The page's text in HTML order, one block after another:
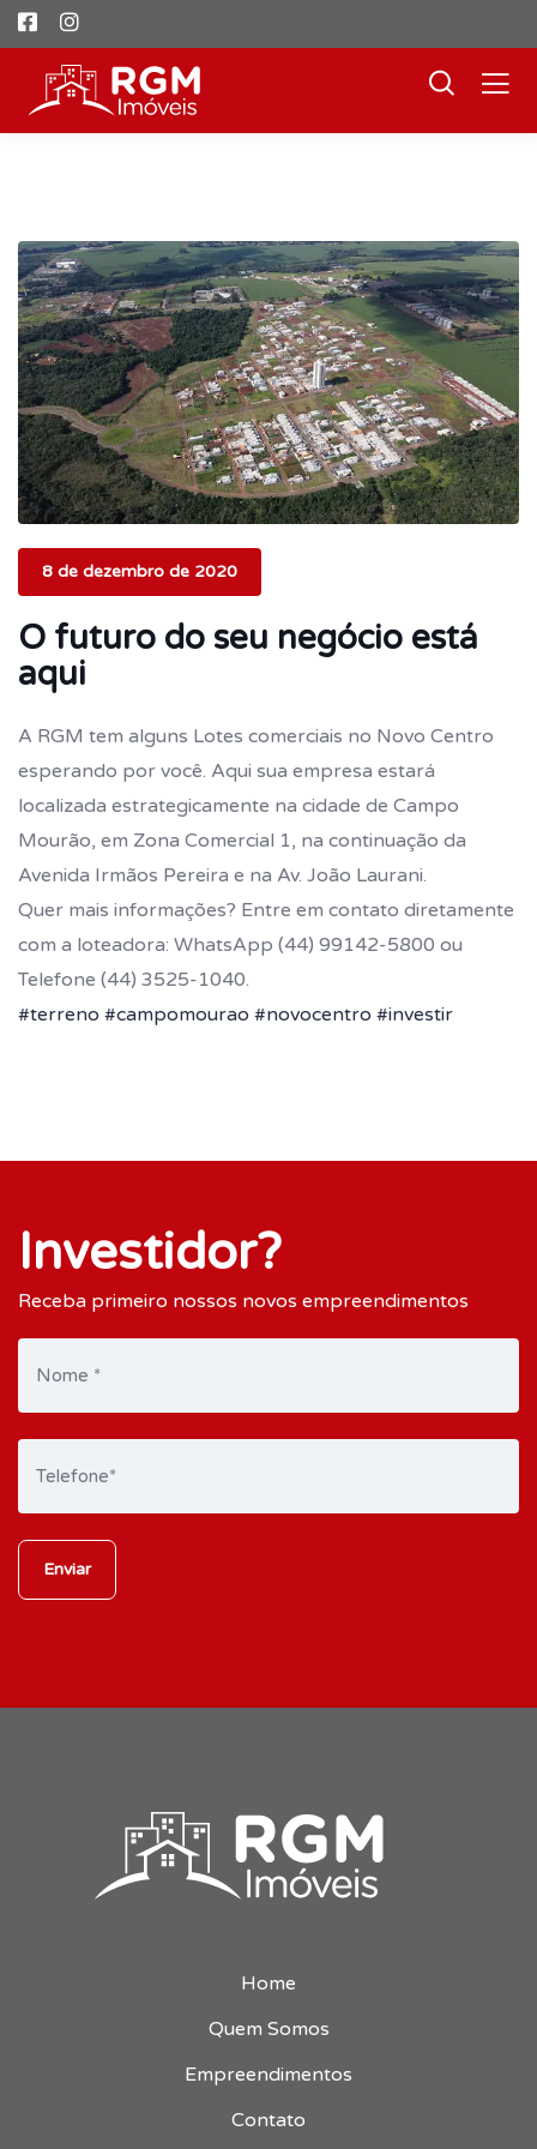
8 de dezembro de 2020
O futuro do seu negócio está
aqui
A RGM tem alguns Lotes comerciais no Novo Centro
esperando por você. Aqui sua empresa estará
localizada estrategicamente na cidade de Campo
Mourão, em Zona Comercial 1, na continuação da
Avenida Irmãos Pereira e na Av. João Laurani.
Quer mais informações? Entre em contato diretamente
com a loteadora: WhatsApp (44) 99142-5800 ou
Telefone (44) 3525-1040.
#terreno #campomourao #novocentro #investir
Investidor?
Receba primeiro nossos novos empreendimentos
Home
Quem Somos
Empreendimentos
Contato